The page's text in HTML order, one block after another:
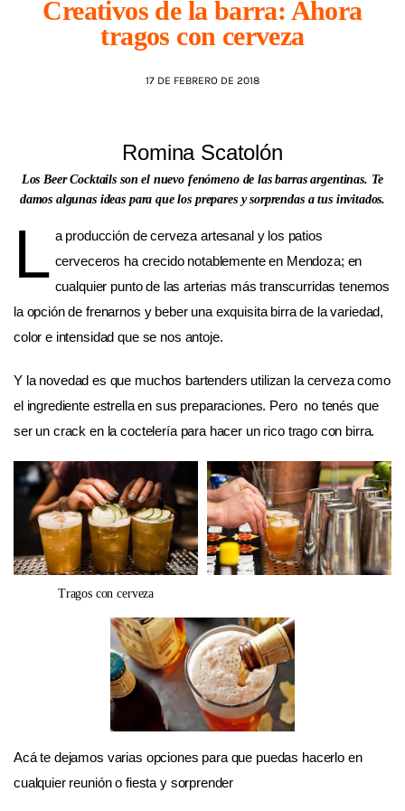
AGENDA
Creativos de la barra: Ahora
tragos con cerveza
17 DE FEBRERO DE 2018
Romina Scatolón
Los Beer Cocktails son el nuevo fenómeno de las barras argentinas. Te
damos algunas ideas para que los prepares y sorprendas a tus invitados.
L a producción de cerveza artesanal y los patios
cerveceros ha crecido notablemente en Mendoza; en
cualquier punto de las arterias más transcurridas tenemos
la opción de frenarnos y beber una exquisita birra de la variedad,
color e intensidad que se nos antoje.
Y la novedad es que muchos bartenders utilizan la cerveza como
el ingrediente estrella en sus preparaciones. Pero no tenés que
ser un crack en la coctelería para hacer un rico trago con birra.
Tragos con cerveza
Acá te dejamos varias opciones para que puedas hacerlo en
cualquier reunión o fiesta y sorprender